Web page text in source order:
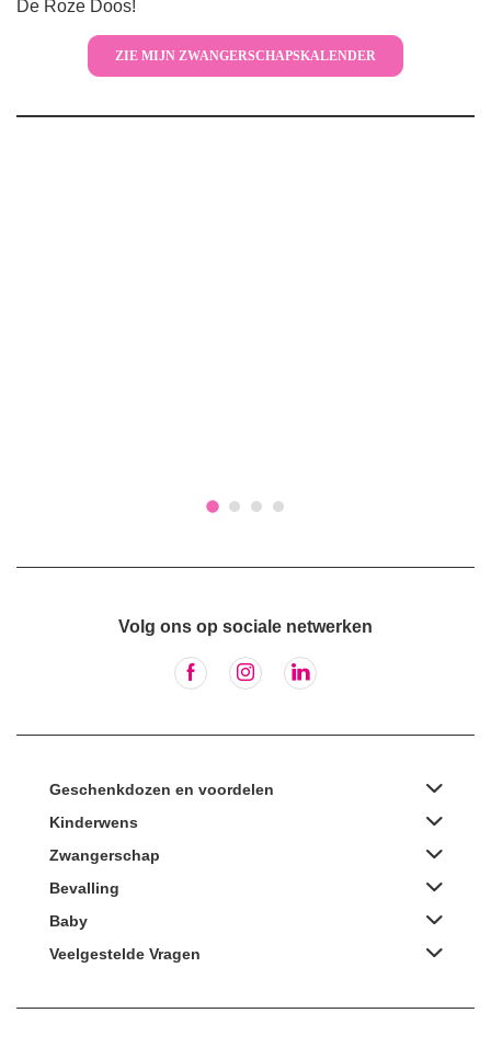
De Roze Doos!
ZIE MIJN ZWANGERSCHAPSKALENDER
Volg ons op sociale netwerken
Geschenkdozen en voordelen
Kinderwens
Zwangerschap
Bevalling
Baby
Veelgestelde Vragen